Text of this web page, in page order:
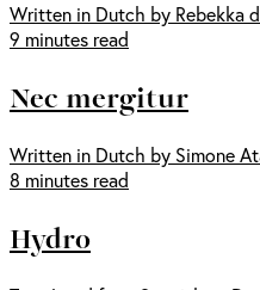
Written in Dutch by Rebekka
9 minutes read
Nec mergitur
Written in Dutch by Simone
8 minutes read
Hydro